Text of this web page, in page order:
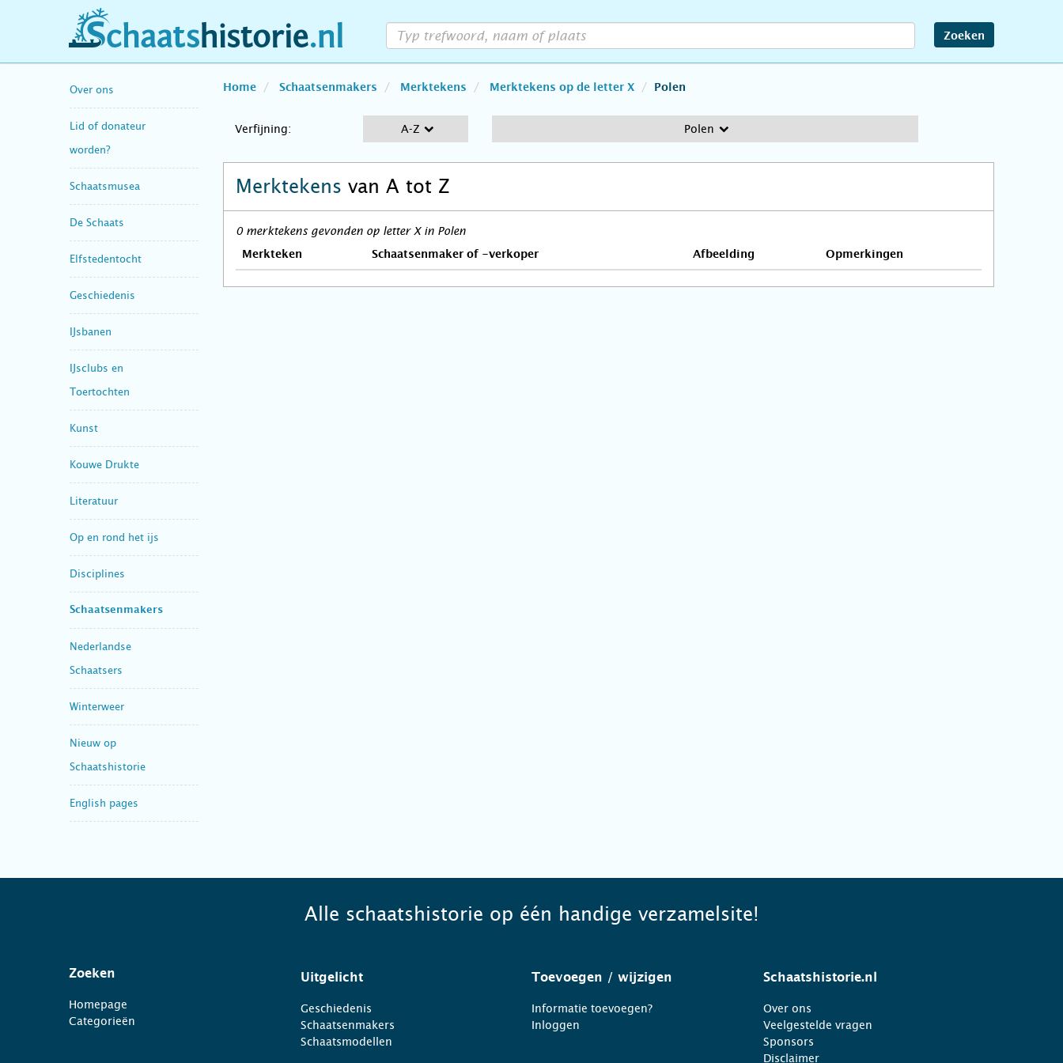
schaatshistorie.nl Zoeken
Over ons
Lid of donateur
worden?
Schaatsmusea
De Schaats
Elfstedentocht
Geschiedenis
IJsbanen
IJsclubs en
Toertochten
Kunst
Kouwe Drukte
Literatuur
Op en rond het ijs
Disciplines
Schaatsenmakers
Nederlandse
Schaatsers
Winterweer
Nieuw op
Schaatshistorie
English pages
Home Schaatsenmakers Merktekens Merktekens op de letter X Polen
Verfijning: A-Z Polen
Merktekens van A tot Z
0 merktekens gevonden op letter X in Polen
Merkteken Schaatsenmaker of -verkoper Afbeelding Opmerkingen
Alle schaatshistorie op één handige verzamelsite!
Zoeken
Homepage
Categorieën
Uitgelicht
Geschiedenis
Schaatsenmakers
Schaatsmodellen
Toevoegen / wijzigen
Informatie toevoegen?
Inloggen
Schaatshistorie.nl
Over ons
Veelgestelde vragen
Sponsors
Disclaimer